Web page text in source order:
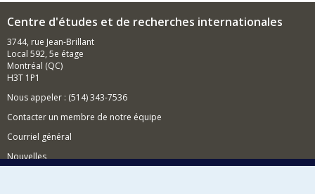
Centre d'études et de recherches internationales
3744, rue Jean-Brillant
Local 592, 5e étage
Montréal (QC)
H3T 1P1
Nous appeler : (514) 343-7536
Contacter un membre de notre équipe
Courriel général
Nouvelles